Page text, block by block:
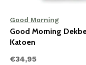
Good Morning
Good Morning
Katoen
€34,95